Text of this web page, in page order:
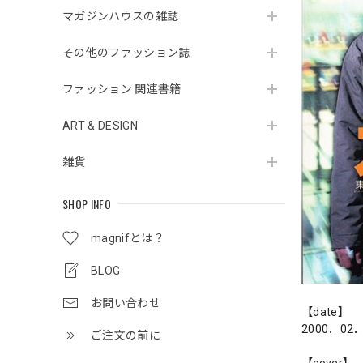
マガジンハウスの雑誌
その他のファッション誌
ファッション 関連書籍
ART & DESIGN
雑貨
SHOP INFO
magnifとは？
BLOG
お問い合わせ
ご注文の前に
【date】
2000．02